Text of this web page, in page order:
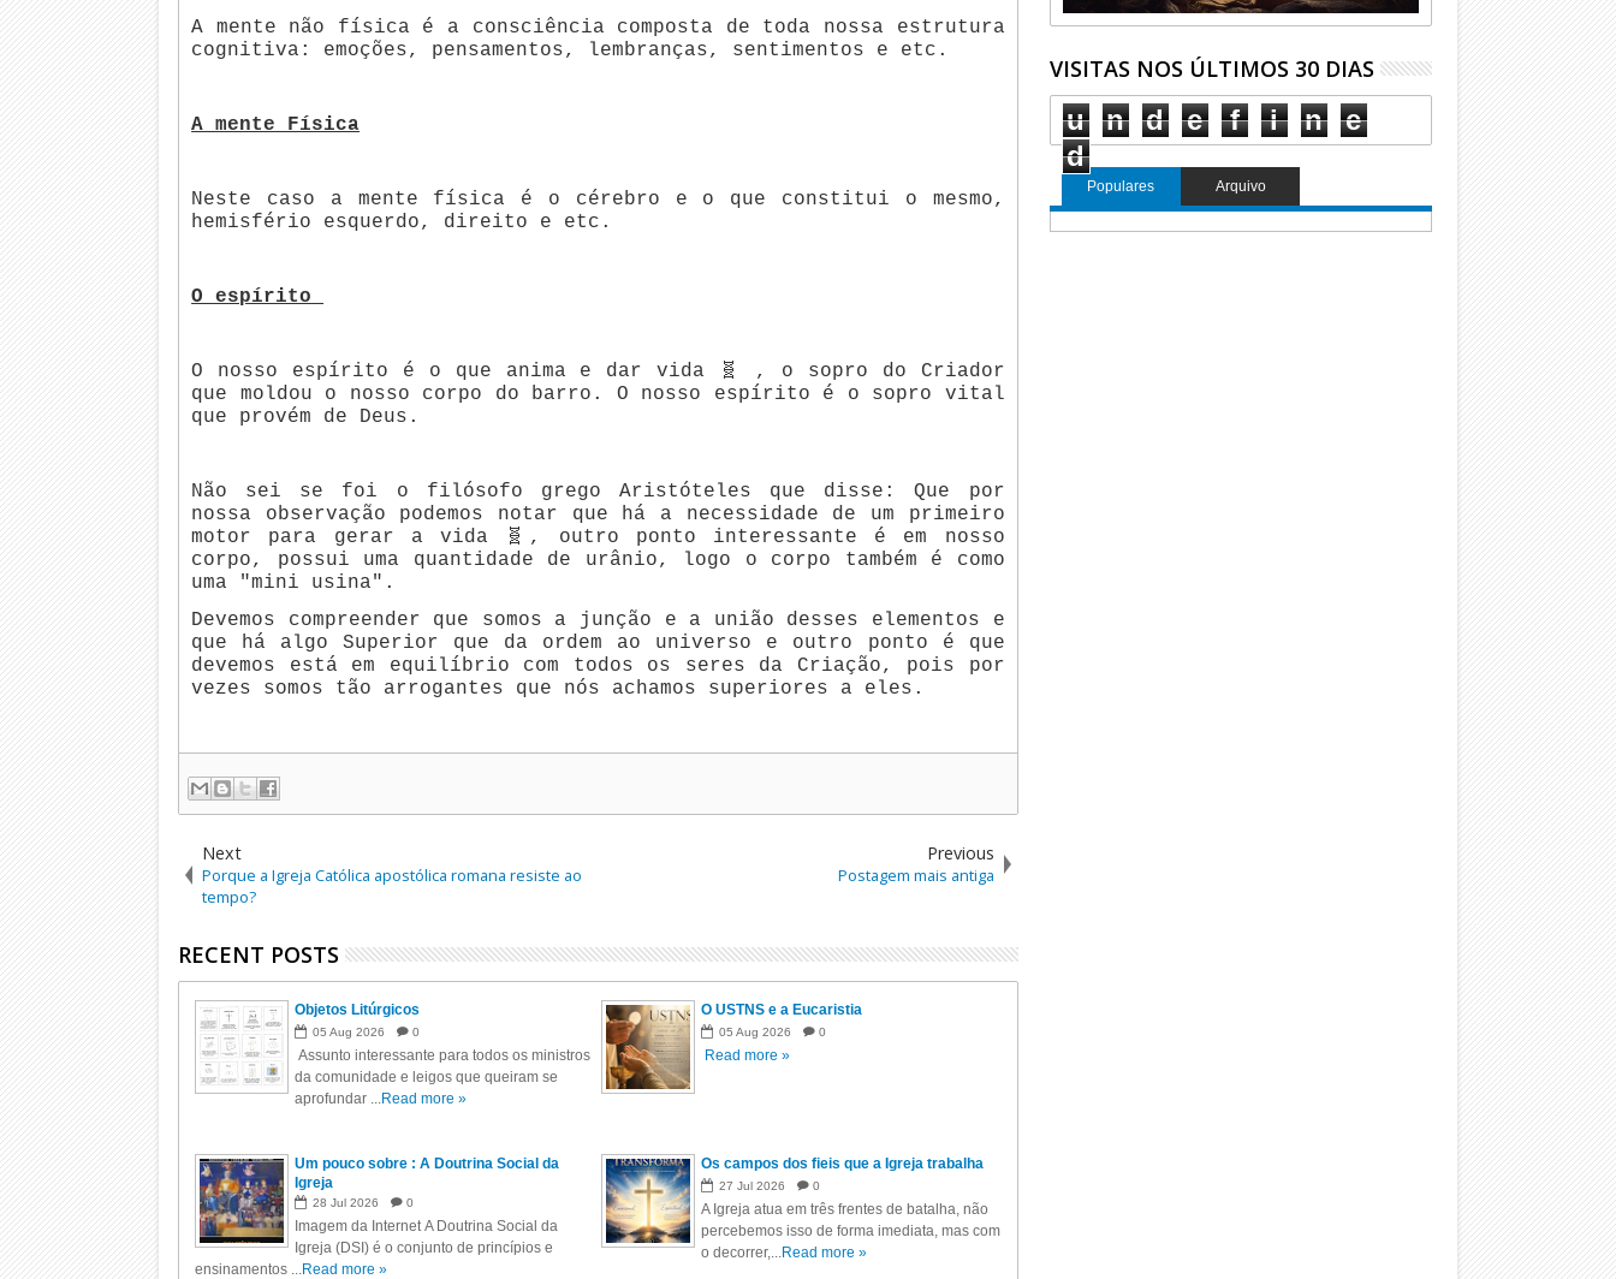
A mente não física é a consciência composta de toda nossa estrutura
cognitiva: emoções, pensamentos, lembranças, sentimentos e etc.
A mente Física
Neste caso a mente física é o cérebro e o que constitui o mesmo,
hemisfério esquerdo, direito e etc.
O espírito
O nosso espírito é o que anima e dar vida 🧬 , o sopro do Criador
que moldou o nosso corpo do barro. O nosso espírito é o sopro vital
que provém de Deus.
Não sei se foi o filósofo grego Aristóteles que disse: Que por
nossa observação podemos notar que há a necessidade de um primeiro
motor para gerar a vida 🧬, outro ponto interessante é em nosso
corpo, possui uma quantidade de urânio, logo o corpo também é como
uma "mini usina".
Devemos compreender que somos a junção e a união desses elementos e
que há algo Superior que da ordem ao universo e outro ponto é que
devemos está em equilíbrio com todos os seres da Criação, pois por
vezes somos tão arrogantes que nós achamos superiores a eles.
Next
Porque a Igreja Católica apostólica romana resiste ao
tempo?
Previous
Postagem mais antiga
RECENT POSTS
Objetos Litúrgicos
05 Aug 2026 0
Assunto interessante para todos os ministros
da comunidade e leigos que queiram se
aprofundar ...Read more »
O USTNS e a Eucaristia
05 Aug 2026 0
Read more »
Um pouco sobre : A Doutrina Social da
Igreja
28 Jul 2026 0
Imagem da Internet A Doutrina Social da
Igreja (DSI) é o conjunto de princípios e
ensinamentos ...Read more »
Os campos dos fieis que a Igreja trabalha
27 Jul 2026 0
A Igreja atua em três frentes de batalha, não
percebemos isso de forma imediata, mas com
o decorrer,...Read more »
VISITAS NOS ÚLTIMOS 30 DIAS
u n d e f i n
e
d
Populares Arquivo